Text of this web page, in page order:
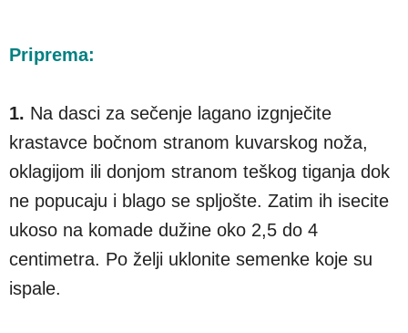
Priprema:
1. Na dasci za sečenje lagano izgnječite
krastavce bočnom stranom kuvarskog noža,
oklagijom ili donjom stranom teškog tiganja dok
ne popucaju i blago se spljošte. Zatim ih isecite
ukoso na komade dužine oko 2,5 do 4
centimetra. Po želji uklonite semenke koje su
ispale.